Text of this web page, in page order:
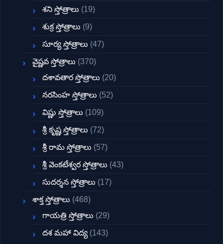
శని స్తోత్రాలు (19)
శుక్ర స్తోత్రాలు (9)
సూర్య స్తోత్రాలు (47)
వైష్ణవ స్తోత్రాలు (370)
దశావతార స్తోత్రాలు (20)
నరసింహ స్తోత్రాలు (52)
విష్ణు స్తోత్రాలు (109)
శ్రీ కృష్ణ స్తోత్రాలు (72)
శ్రీ రామ స్తోత్రాలు (57)
శ్రీ వెంకటేశ్వర స్తోత్రాలు (43)
సుదర్శన స్తోత్రాలు (17)
శాక్త స్తోత్రాలు (468)
గాయత్రి స్తోత్రాలు (29)
దశ మహా విద్య (143)